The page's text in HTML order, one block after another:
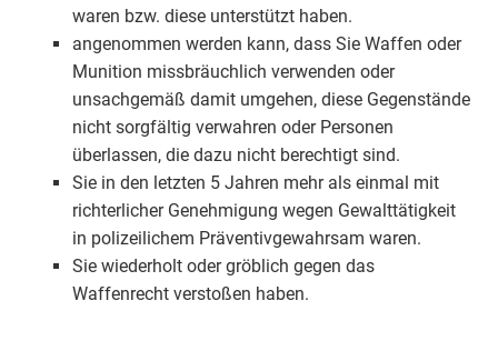
waren bzw. diese unterstützt haben.
angenommen werden kann, dass Sie Waffen oder
Munition missbräuchlich verwenden oder
unsachgemäß damit umgehen, diese Gegenstände
nicht sorgfältig verwahren oder Personen
überlassen, die dazu nicht berechtigt sind.
Sie in den letzten 5 Jahren mehr als einmal mit
richterlicher Genehmigung wegen Gewalttätigkeit
in polizeilichem Präventivgewahrsam waren.
Sie wiederholt oder gröblich gegen das
Waffenrecht verstoßen haben.